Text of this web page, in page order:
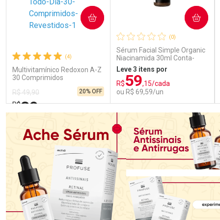
(4)
Multivitamínico Redoxon A-Z
30 Comprimidos
R$ 49,90
R$39
20% OFF
COMPRAR
Laboratório
Por Menos
(0)
Sérum Facial Simple Organic
Niacinamida 30ml Conta-
Gotas
Leve 3 itens por
R$59,15/cada
ou R$ 69,59/un
COMPRAR
Laboratório
Por Menos